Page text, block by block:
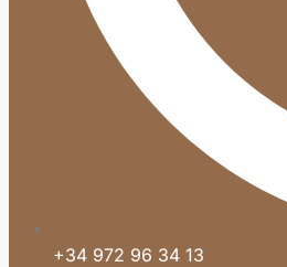
+34 972 96 34 13